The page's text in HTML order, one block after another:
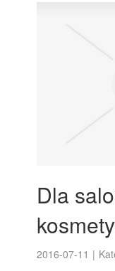
Dla
2016-07-11 |